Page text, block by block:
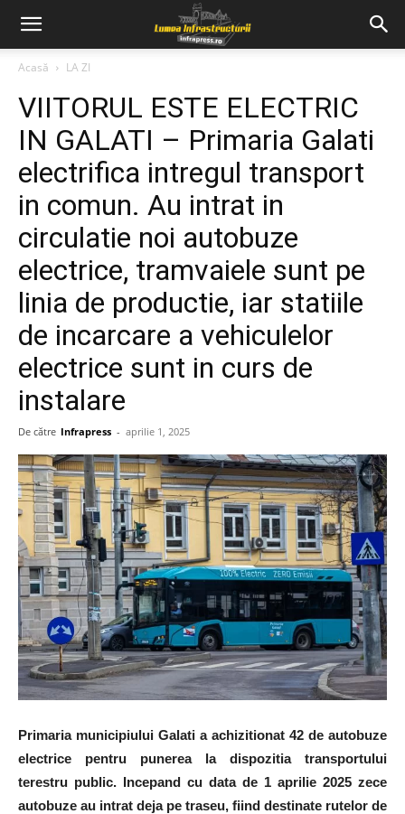
Acasă LA ZI
VIITORUL ESTE ELECTRIC
IN GALATI – Primaria Galati
electrifica intregul transport
in comun. Au intrat in
circulatie noi autobuze
electrice, tramvaiele sunt pe
linia de productie, iar statiile
de incarcare a vehiculelor
electrice sunt in curs de
instalare
De către Infrapress - aprilie 1, 2025
Primaria municipiului Galati a achizitionat 42 de autobuze
electrice pentru punerea la dispozitia transportului
terestru public. Incepand cu data de 1 aprilie 2025 zece
autobuze au intrat deja pe traseu, fiind destinate rutelor de